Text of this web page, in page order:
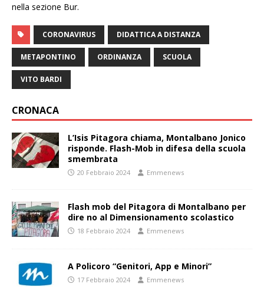
nella sezione Bur.
CORONAVIRUS DIDATTICA A DISTANZA
METAPONTINO ORDINANZA SCUOLA
VITO BARDI
CRONACA
L’Isis Pitagora chiama, Montalbano Jonico
risponde. Flash-Mob in difesa della scuola
smembrata
20 Febbraio 2024 Emmenews
Flash mob del Pitagora di Montalbano per
dire no al Dimensionamento scolastico
18 Febbraio 2024 Emmenews
A Policoro “Genitori, App e Minori”
17 Febbraio 2024 Emmenews